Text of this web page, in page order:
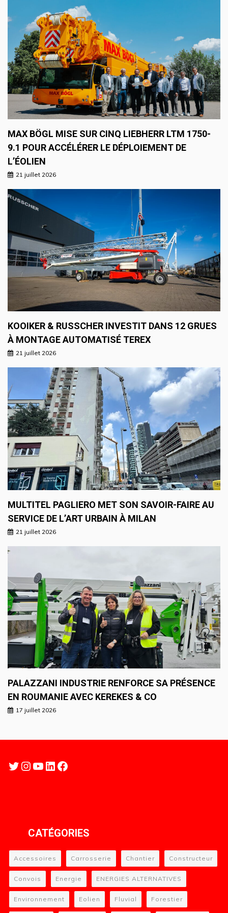
MAX BÖGL MISE SUR CINQ LIEBHERR LTM 1750-
9.1 POUR ACCÉLÉRER LE DÉPLOIEMENT DE
L’ÉOLIEN
21 juillet 2026
KOOIKER & RUSSCHER INVESTIT DANS 12 GRUES
À MONTAGE AUTOMATISÉ TEREX
21 juillet 2026
MULTITEL PAGLIERO MET SON SAVOIR-FAIRE AU
SERVICE DE L’ART URBAIN À MILAN
21 juillet 2026
PALAZZANI INDUSTRIE RENFORCE SA PRÉSENCE
EN ROUMANIE AVEC KEREKES & CO
17 juillet 2026
Twitter
Instagram
YouTube
LinkedIn
Facebook
CATÉGORIES
Accessoires Carrosserie Chantier Constructeur
Convois Energie ENERGIES ALTERNATIVES
Environnement Eolien Fluvial Forestier